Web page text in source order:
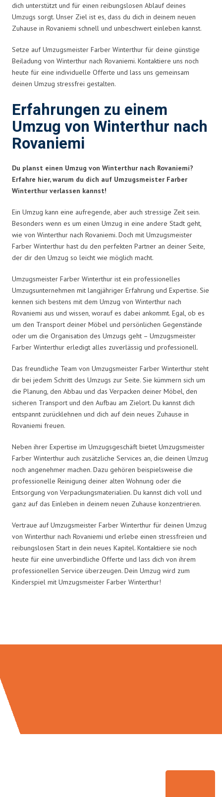
dich unterstützt und für einen reibungslosen Ablauf deines
Umzugs sorgt. Unser Ziel ist es, dass du dich in deinem neuen
Zuhause in Rovaniemi schnell und unbeschwert einleben kannst.
Setze auf Umzugsmeister Farber Winterthur für deine günstige
Beiladung von Winterthur nach Rovaniemi. Kontaktiere uns noch
heute für eine individuelle Offerte und lass uns gemeinsam
deinen Umzug stressfrei gestalten.
Erfahrungen zu einem
Umzug von Winterthur nach
Rovaniemi
Du planst einen Umzug von Winterthur nach Rovaniemi?
Erfahre hier, warum du dich auf Umzugsmeister Farber
Winterthur verlassen kannst!
Ein Umzug kann eine aufregende, aber auch stressige Zeit sein.
Besonders wenn es um einen Umzug in eine andere Stadt geht,
wie von Winterthur nach Rovaniemi. Doch mit Umzugsmeister
Farber Winterthur hast du den perfekten Partner an deiner Seite,
der dir den Umzug so leicht wie möglich macht.
Umzugsmeister Farber Winterthur ist ein professionelles
Umzugsunternehmen mit langjähriger Erfahrung und Expertise. Sie
kennen sich bestens mit dem Umzug von Winterthur nach
Rovaniemi aus und wissen, worauf es dabei ankommt. Egal, ob es
um den Transport deiner Möbel und persönlichen Gegenstände
oder um die Organisation des Umzugs geht – Umzugsmeister
Farber Winterthur erledigt alles zuverlässig und professionell.
Das freundliche Team von Umzugsmeister Farber Winterthur steht
dir bei jedem Schritt des Umzugs zur Seite. Sie kümmern sich um
die Planung, den Abbau und das Verpacken deiner Möbel, den
sicheren Transport und den Aufbau am Zielort. Du kannst dich
entspannt zurücklehnen und dich auf dein neues Zuhause in
Rovaniemi freuen.
Neben ihrer Expertise im Umzugsgeschäft bietet Umzugsmeister
Farber Winterthur auch zusätzliche Services an, die deinen Umzug
noch angenehmer machen. Dazu gehören beispielsweise die
professionelle Reinigung deiner alten Wohnung oder die
Entsorgung von Verpackungsmaterialien. Du kannst dich voll und
ganz auf das Einleben in deinem neuen Zuhause konzentrieren.
Vertraue auf Umzugsmeister Farber Winterthur für deinen Umzug
von Winterthur nach Rovaniemi und erlebe einen stressfreien und
reibungslosen Start in dein neues Kapitel. Kontaktiere sie noch
heute für eine unverbindliche Offerte und lass dich von ihrem
professionellen Service überzeugen. Dein Umzug wird zum
Kinderspiel mit Umzugsmeister Farber Winterthur!